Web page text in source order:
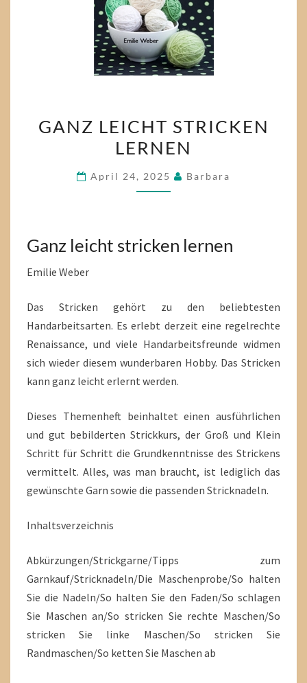
LEICHT
STRICKEN
GANZ LEICHT STRICKEN
LERNEN
April 24, 2025 Barbara
Ganz leicht stricken lernen
Emilie Weber
Das Stricken gehört zu den beliebtesten
Handarbeitsarten. Es erlebt derzeit eine regelrechte
Renaissance, und viele Handarbeitsfreunde widmen
sich wieder diesem wunderbaren Hobby. Das Stricken
kann ganz leicht erlernt werden.
Dieses Themenheft beinhaltet einen ausführlichen
und gut bebilderten Strickkurs, der Groß und Klein
Schritt für Schritt die Grundkenntnisse des Strickens
vermittelt. Alles, was man braucht, ist lediglich das
gewünschte Garn sowie die passenden Stricknadeln.
Inhaltsverzeichnis
Abkürzungen/Strickgarne/Tipps zum
Garnkauf/Stricknadeln/Die Maschenprobe/So halten
Sie die Nadeln/So halten Sie den Faden/So schlagen
Sie Maschen an/So stricken Sie rechte Maschen/So
stricken Sie linke Maschen/So stricken Sie
Randmaschen/So ketten Sie Maschen ab